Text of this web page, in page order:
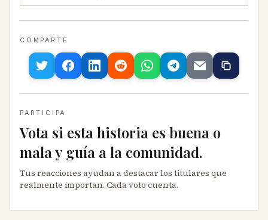
COMPARTE
PARTICIPA
Vota si esta historia es buena o
mala y guía a la comunidad.
Tus reacciones ayudan a destacar los titulares que
realmente importan. Cada voto cuenta.